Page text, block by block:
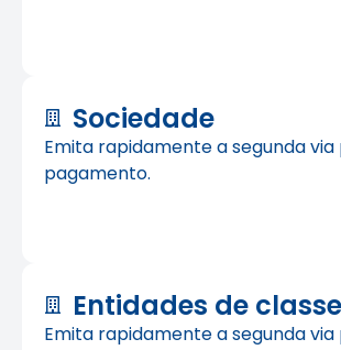
Sociedade
Emita rapidamente a segunda
pagamento.
Entidades de classe
Emita rapidamente a segunda